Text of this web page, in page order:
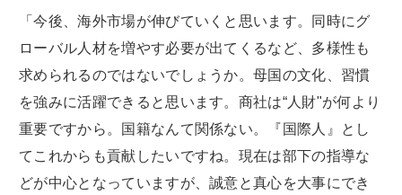
「今後、海外市場が伸びていくと思います。同時にグ
ローバル人材を増やす必要が出てくるなど、多様性も
求められるのではないでしょうか。母国の文化、習慣
を強みに活躍できると思います。商社は“人財"が何より
重要ですから。国籍なんて関係ない。『国際人』とし
てこれからも貢献したいですね。現在は部下の指導な
どが中心となっていますが、誠意と真心を大事にでき